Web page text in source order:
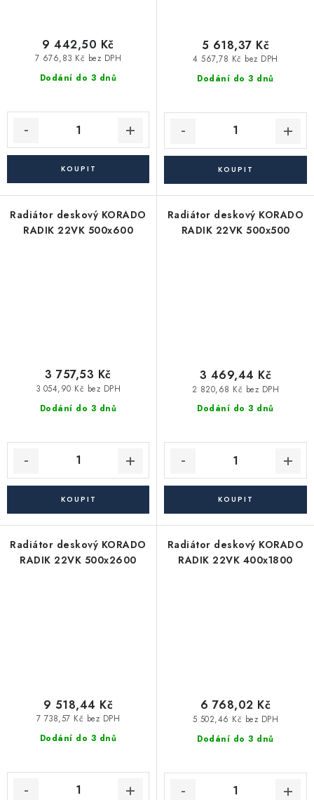
Dodání do 3 dnů
7 676,83 Kč bez DPH
9 442,50 Kč
Dodání do 3 dnů
4 567,78 Kč bez DPH
5 618,37 Kč
Radiátor deskový KORADO
RADIK 22VK 500x600
Dodání do 3 dnů
3 054,90 Kč bez DPH
3 757,53 Kč
Radiátor deskový KORADO
RADIK 22VK 500x500
Dodání do 3 dnů
2 820,68 Kč bez DPH
3 469,44 Kč
Radiátor deskový KORADO
RADIK 22VK 500x2600
Dodání do 3 dnů
7 738,57 Kč bez DPH
9 518,44 Kč
Radiátor deskový KORADO
RADIK 22VK 400x1800
Dodání do 3 dnů
5 502,46 Kč bez DPH
6 768,02 Kč